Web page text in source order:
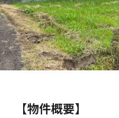
【物件概要】